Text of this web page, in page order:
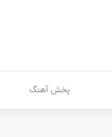
پخش آهنگ